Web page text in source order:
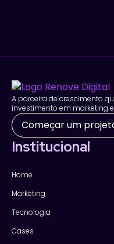
A parceira de crescimento
investimento em marketing
Começar um
Institucional
Home
Marketing
Tecnologia
Cases